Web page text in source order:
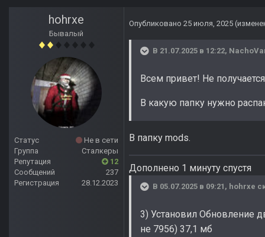
hohrxe
Бывалый
Статус
Не в сети
Группа
Сталкеры
Репутация
12
Сообщений
237
Регистрация
28.12.2023
Опубликовано 25 июля, 2025
В 21.07.2025 в 12:22,
Всем привет! Не
В какую папку нужно
В папку mods.
Дополнено 1 минуту спустя
В 05.07.2025 в 09:21, hohrxe
3) Установил Обновление
не 7956) 37,1 мб